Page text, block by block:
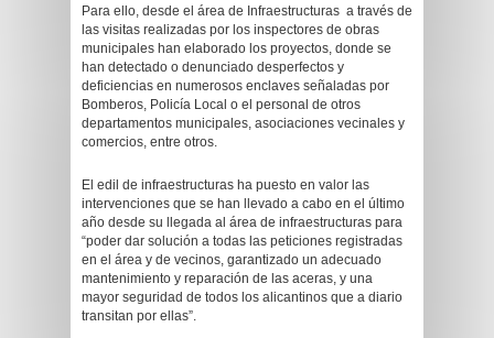
Para ello, desde el área de Infraestructuras a través de
las visitas realizadas por los inspectores de obras
municipales han elaborado los proyectos, donde se
han detectado o denunciado desperfectos y
deficiencias en numerosos enclaves señaladas por
Bomberos, Policía Local o el personal de otros
departamentos municipales, asociaciones vecinales y
comercios, entre otros.
El edil de infraestructuras ha puesto en valor las
intervenciones que se han llevado a cabo en el último
año desde su llegada al área de infraestructuras para
“poder dar solución a todas las peticiones registradas
en el área y de vecinos, garantizado un adecuado
mantenimiento y reparación de las aceras, y una
mayor seguridad de todos los alicantinos que a diario
transitan por ellas”.